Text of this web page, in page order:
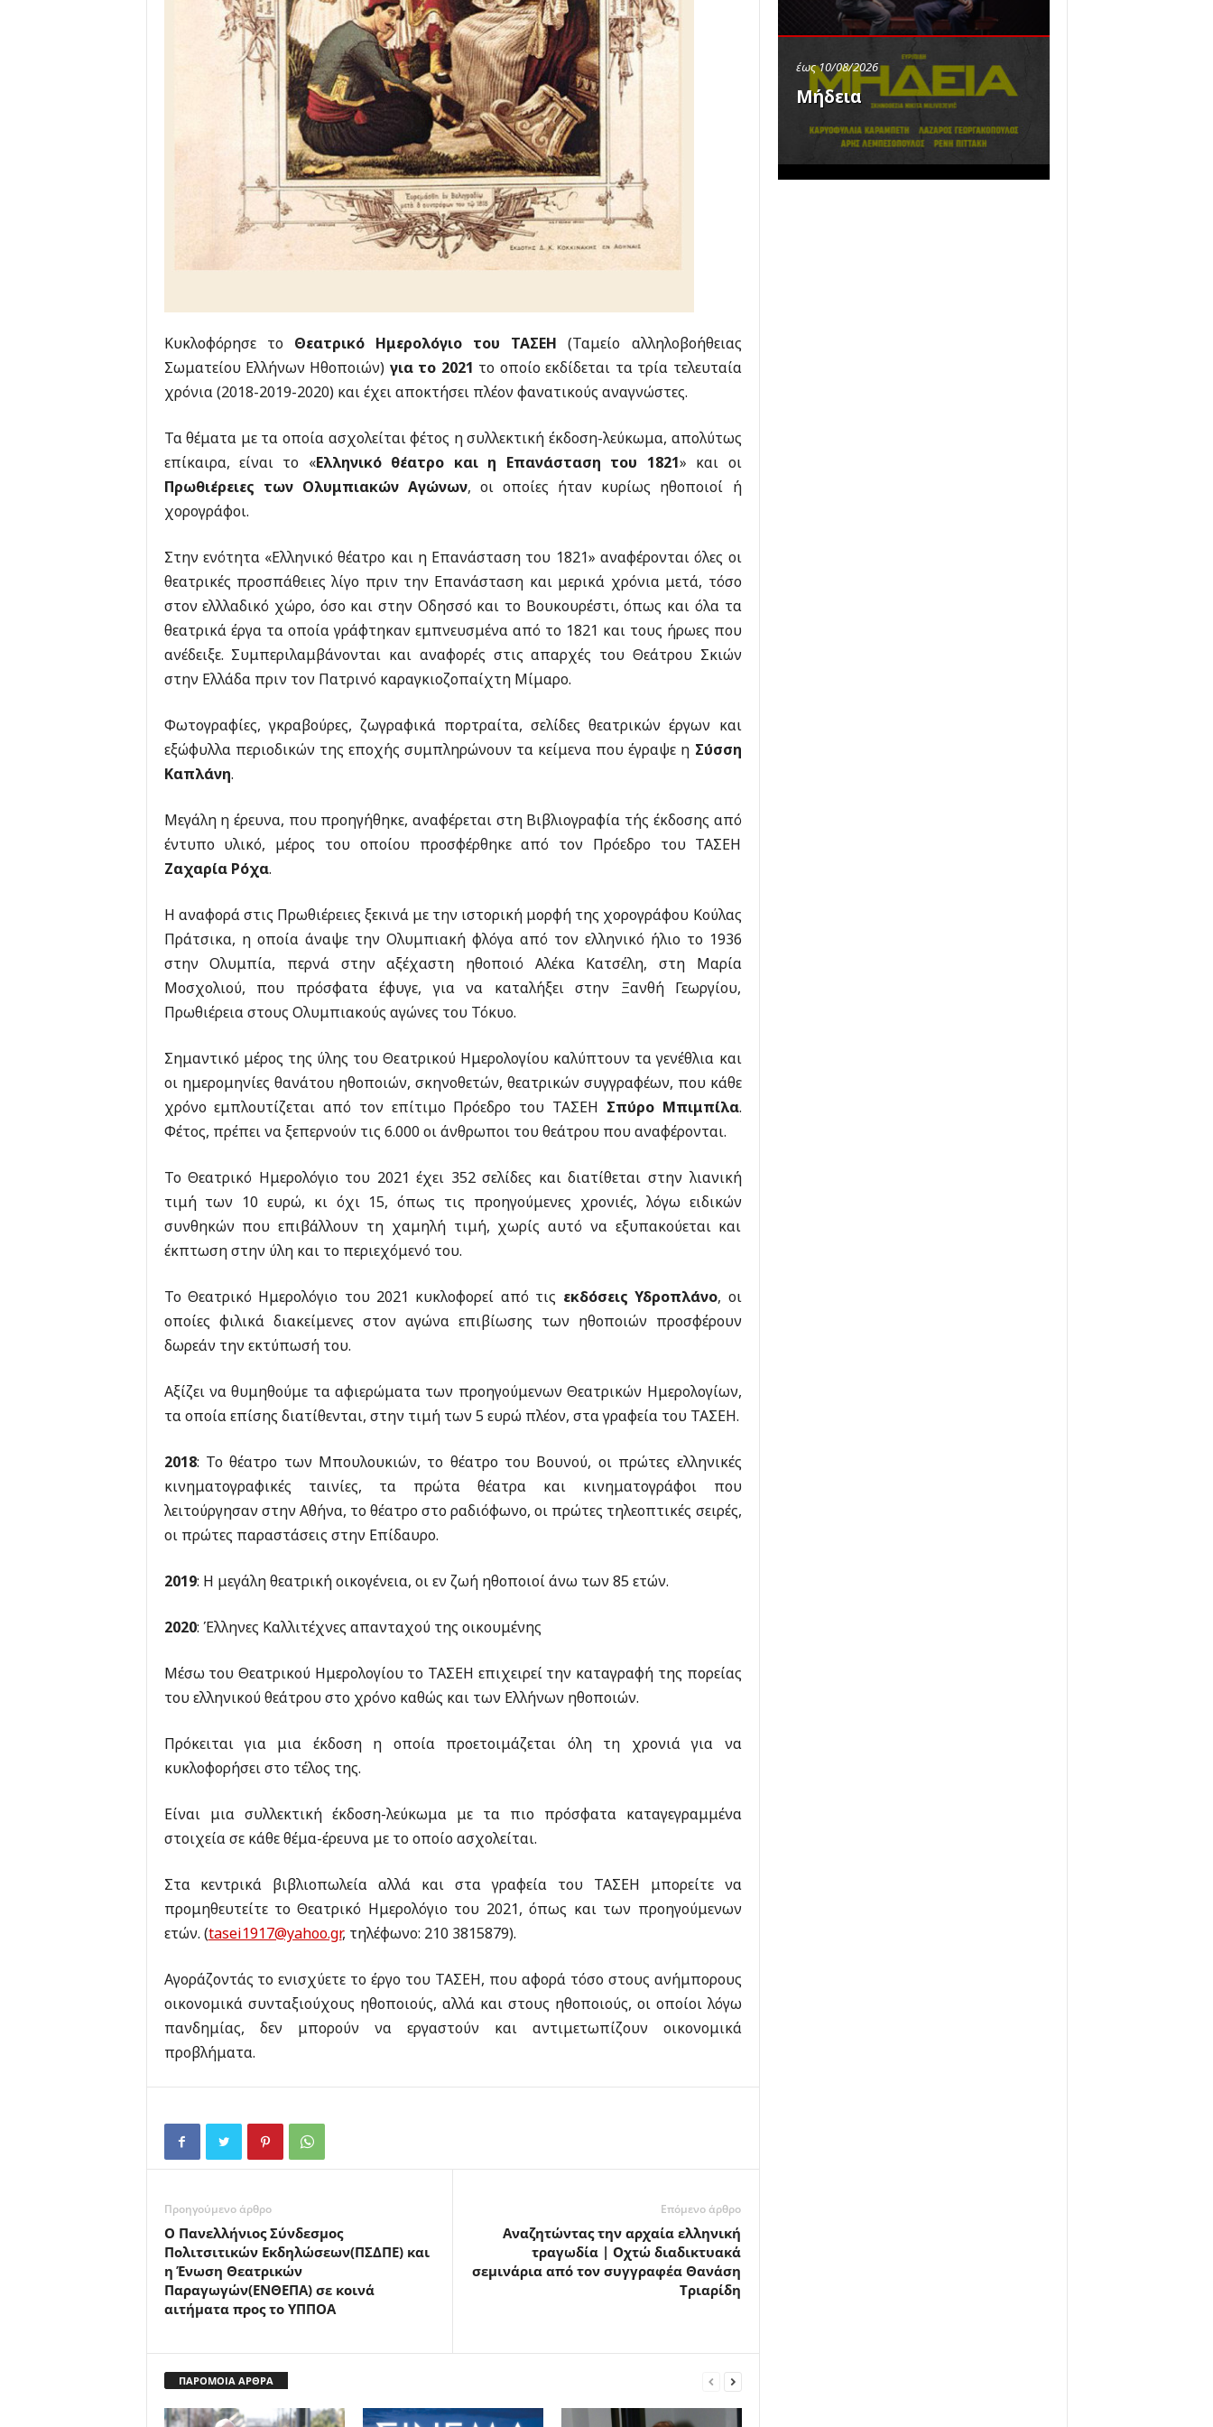
Κυκλοφόρησε το Θεατρικό Ημερολόγιο του ΤΑΣΕΗ (Ταμείο αλληλοβοήθειας
Σωματείου Ελλήνων Ηθοποιών) για το 2021 το οποίο εκδίδεται τα τρία τελευταία
χρόνια (2018-2019-2020) και έχει αποκτήσει πλέον φανατικούς αναγνώστες.
Τα θέματα με τα οποία ασχολείται φέτος η συλλεκτική έκδοση-λεύκωμα, απολύτως
επίκαιρα, είναι το «Ελληνικό θέατρο και η Επανάσταση του 1821» και οι
Πρωθιέρειες των Ολυμπιακών Αγώνων, οι οποίες ήταν κυρίως ηθοποιοί ή
χορογράφοι.
Στην ενότητα «Ελληνικό θέατρο και η Επανάσταση του 1821» αναφέρονται όλες οι
θεατρικές προσπάθειες λίγο πριν την Επανάσταση και μερικά χρόνια μετά, τόσο
στον ελλλαδικό χώρο, όσο και στην Οδησσό και το Βουκουρέστι, όπως και όλα τα
θεατρικά έργα τα οποία γράφτηκαν εμπνευσμένα από το 1821 και τους ήρωες που
ανέδειξε. Συμπεριλαμβάνονται και αναφορές στις απαρχές του Θεάτρου Σκιών
στην Ελλάδα πριν τον Πατρινό καραγκιοζοπαίχτη Μίμαρο.
Φωτογραφίες, γκραβούρες, ζωγραφικά πορτραίτα, σελίδες θεατρικών έργων και
εξώφυλλα περιοδικών της εποχής συμπληρώνουν τα κείμενα που έγραψε η Σύσση
Καπλάνη.
Μεγάλη η έρευνα, που προηγήθηκε, αναφέρεται στη Βιβλιογραφία τής έκδοσης από
έντυπο υλικό, μέρος του οποίου προσφέρθηκε από τον Πρόεδρο του ΤΑΣΕΗ
Ζαχαρία Ρόχα.
Η αναφορά στις Πρωθιέρειες ξεκινά με την ιστορική μορφή της χορογράφου Κούλας
Πράτσικα, η οποία άναψε την Ολυμπιακή φλόγα από τον ελληνικό ήλιο το 1936
στην Ολυμπία, περνά στην αξέχαστη ηθοποιό Αλέκα Κατσέλη, στη Μαρία
Μοσχολιού, που πρόσφατα έφυγε, για να καταλήξει στην Ξανθή Γεωργίου,
Πρωθιέρεια στους Ολυμπιακούς αγώνες του Τόκυο.
Σημαντικό μέρος της ύλης του Θεατρικού Ημερολογίου καλύπτουν τα γενέθλια και
οι ημερομηνίες θανάτου ηθοποιών, σκηνοθετών, θεατρικών συγγραφέων, που κάθε
χρόνο εμπλουτίζεται από τον επίτιμο Πρόεδρο του ΤΑΣΕΗ Σπύρο Μπιμπίλα.
Φέτος, πρέπει να ξεπερνούν τις 6.000 οι άνθρωποι του θεάτρου που αναφέρονται.
Το Θεατρικό Ημερολόγιο του 2021 έχει 352 σελίδες και διατίθεται στην λιανική
τιμή των 10 ευρώ, κι όχι 15, όπως τις προηγούμενες χρονιές, λόγω ειδικών
συνθηκών που επιβάλλουν τη χαμηλή τιμή, χωρίς αυτό να εξυπακούεται και
έκπτωση στην ύλη και το περιεχόμενό του.
Το Θεατρικό Ημερολόγιο του 2021 κυκλοφορεί από τις εκδόσεις Υδροπλάνο, οι
οποίες φιλικά διακείμενες στον αγώνα επιβίωσης των ηθοποιών προσφέρουν
δωρεάν την εκτύπωσή του.
Αξίζει να θυμηθούμε τα αφιερώματα των προηγούμενων Θεατρικών Ημερολογίων,
τα οποία επίσης διατίθενται, στην τιμή των 5 ευρώ πλέον, στα γραφεία του ΤΑΣΕΗ.
2018: Το θέατρο των Μπουλουκιών, το θέατρο του Βουνού, οι πρώτες ελληνικές
κινηματογραφικές ταινίες, τα πρώτα θέατρα και κινηματογράφοι που
λειτούργησαν στην Αθήνα, το θέατρο στο ραδιόφωνο, οι πρώτες τηλεοπτικές σειρές,
οι πρώτες παραστάσεις στην Επίδαυρο.
2019: Η μεγάλη θεατρική οικογένεια, οι εν ζωή ηθοποιοί άνω των 85 ετών.
2020: Έλληνες Καλλιτέχνες απανταχού της οικουμένης
Μέσω του Θεατρικού Ημερολογίου το ΤΑΣΕΗ επιχειρεί την καταγραφή της πορείας
του ελληνικού θεάτρου στο χρόνο καθώς και των Ελλήνων ηθοποιών.
Πρόκειται για μια έκδοση η οποία προετοιμάζεται όλη τη χρονιά για να
κυκλοφορήσει στο τέλος της.
Είναι μια συλλεκτική έκδοση-λεύκωμα με τα πιο πρόσφατα καταγεγραμμένα
στοιχεία σε κάθε θέμα-έρευνα με το οποίο ασχολείται.
Στα κεντρικά βιβλιοπωλεία αλλά και στα γραφεία του ΤΑΣΕΗ μπορείτε να
προμηθευτείτε το Θεατρικό Ημερολόγιο του 2021, όπως και των προηγούμενων
ετών. (tasei1917@yahoo.gr, τηλέφωνο: 210 3815879).
Αγοράζοντάς το ενισχύετε το έργο του ΤΑΣΕΗ, που αφορά τόσο στους ανήμπορους
οικονομικά συνταξιούχους ηθοποιούς, αλλά και στους ηθοποιούς, οι οποίοι λόγω
πανδημίας, δεν μπορούν να εργαστούν και αντιμετωπίζουν οικονομικά
προβλήματα.
Προηγούμενο άρθρο
Ο Πανελλήνιος Σύνδεσμος
Πολιτσιτικών Εκδηλώσεων(ΠΣΔΠΕ) και
η Ένωση Θεατρικών
Παραγωγών(ΕΝΘΕΠΑ) σε κοινά
αιτήματα προς το ΥΠΠΟΑ
Επόμενο άρθρο
Αναζητώντας την αρχαία ελληνική
τραγωδία | Οχτώ διαδικτυακά
σεμινάρια από τον συγγραφέα Θανάση
Τριαρίδη
ΠΑΡΟΜΟΙΑ ΑΡΘΡΑ
έως 10/08/2026
Μήδεια